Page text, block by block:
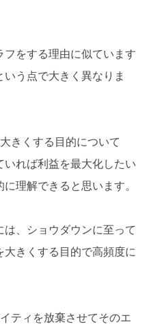
をする理由に似ています
う点で大きく異なりま
きくする目的について
れば利益を最大化したい
理解できると思います。
、ショウダウンに至って
きくする目的で高頻度に
ティを放棄させてそのエ